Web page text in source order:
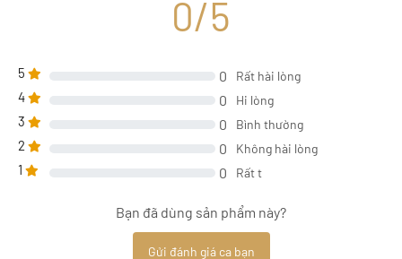
0/5
5 0 Rất hài lòng
4 0 Hi lòng
3 0 Bình thường
2 0 Không hài lòng
1 0 Rất t
Bạn đã dùng sản phẩm này?
Gửi đánh giá ca bạn